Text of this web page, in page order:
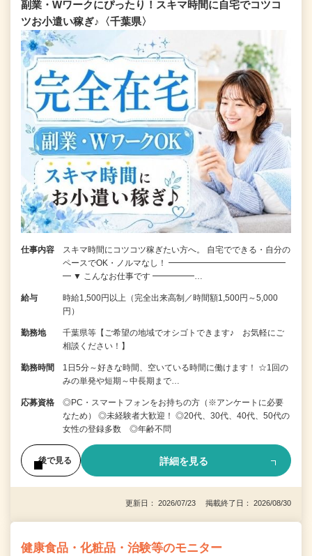
副業・Wワークにぴったり！スキマ時間に自宅でコツコ
ツお小遣い稼ぎ♪〈千葉県〉
仕事内容
スキマ時間にコツコツ稼ぎたい方へ。 自宅でできる・自分の
ペースでOK・ノルマなし！ ━━━━━━━━━━━━━━
━ ▼ こんなお仕事です ━━━━━…
給与
時給1,500円以上（完全出来高制／時間額1,500円～5,000
円）
勤務地
千葉県等【ご希望の地域でオシゴトできます♪ お気軽にご
相談ください！】
勤務時間
1日5分～好きな時間、空いている時間に働けます！ ☆1回の
みの単発や短期～中長期まで…
応募資格
◎PC・スマートフォンをお持ちの方（※アンケートに必要
なため） ◎未経験者大歓迎！ ◎20代、30代、40代、50代の
女性の登録多数 ◎年齢不問
後で見る 詳細を見る
更新日： 2026/07/23 掲載終了日： 2026/08/30
健康食品・化粧品・治験等のモニター